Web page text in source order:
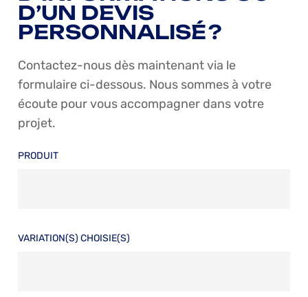
D’UN DEVIS
PERSONNALISÉ ?
Contactez-nous dès maintenant via le
formulaire ci-dessous. Nous sommes à votre
écoute pour vous accompagner dans votre
projet.
PRODUIT
VARIATION(S) CHOISIE(S)